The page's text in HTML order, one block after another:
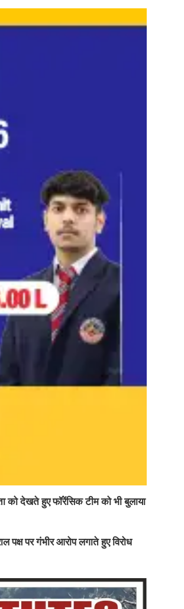
को देखते हुए फॉरेंसिक टीम को भी बुलाया
पर गंभीर आरोप लगाते हुए विरोध